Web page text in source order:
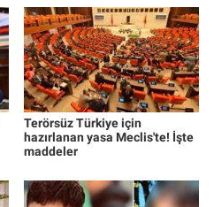
Terörsüz Türkiye için
hazırlanan yasa Meclis'te! İşte
maddeler